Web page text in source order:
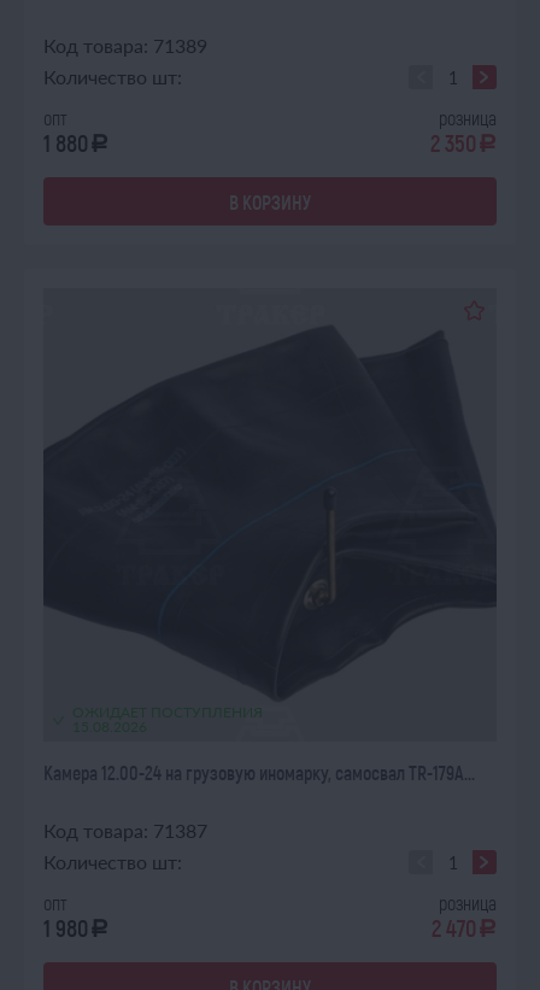
Код товара: 71389
Количество шт:
опт
1 880 a
розница
2 350 a
В КОРЗИНУ
ОЖИДАЕТ ПОСТУПЛЕНИЯ
15.08.2026
Камера 12.00-24 на грузовую иномарку, самосвал TR-179A...
Код товара: 71387
Количество шт:
опт
1 980 a
розница
2 470 a